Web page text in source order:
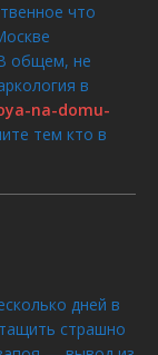
что
общем, не
в
na-domu-
тем кто в
дней в
страшно